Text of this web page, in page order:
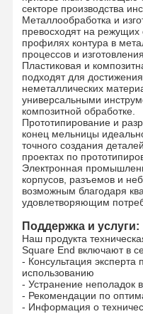
Грубая скучная голова
секторе производства
Металлообработка и
превосходят на
профилях контура в
процессов и изготовления.
Пластиковая и
подходят для
неметаллических
универсальными
композитной обработке.
Прототипирование и
конец мельницы
точного создания
проектах по
Электронная
корпусов, разъемов и
возможным благодаря
удовлетворяющим
Поддержка и услуги:
Наш продукта
Square End включают в
- Консультация эксперта
использованию
- Устранение неполадок
- Рекомендации по
- Информация о